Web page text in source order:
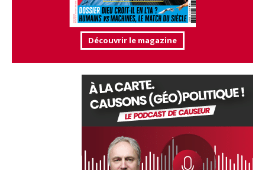
Découvrir le magazine